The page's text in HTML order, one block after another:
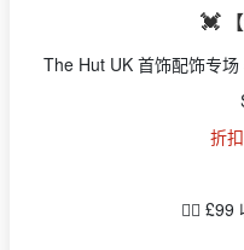
💓
The Hut UK 首饰配饰专场
折
👉🏻 £99